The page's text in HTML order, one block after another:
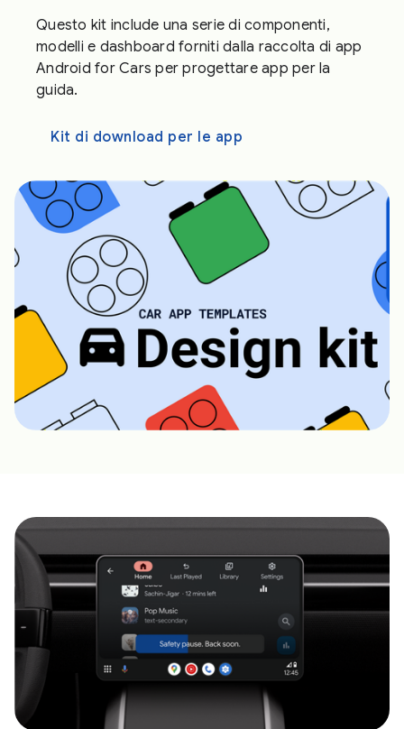
Questo kit include una serie di componenti,
modelli e dashboard forniti dalla raccolta di app
Android for Cars per progettare app per la
guida.
Kit di download per le app